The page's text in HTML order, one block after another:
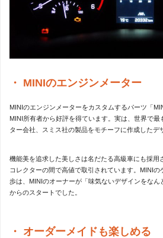
MINIのエンジンメーター
MINIのエンジンメーターをカスタムするパーツ「
MINI所有者から好評を得ています。実は、世界で
ター会社、スミス社の製品をモチーフに作成したデ
機能美を追求した美しさは名だたる高級車にも採用
コレクターの間で高値で取引されています。MINI
歩は、MINIのオーナーが「味気ないデザインをなん
からのスタートでした。
オーダーメイドも楽しめる